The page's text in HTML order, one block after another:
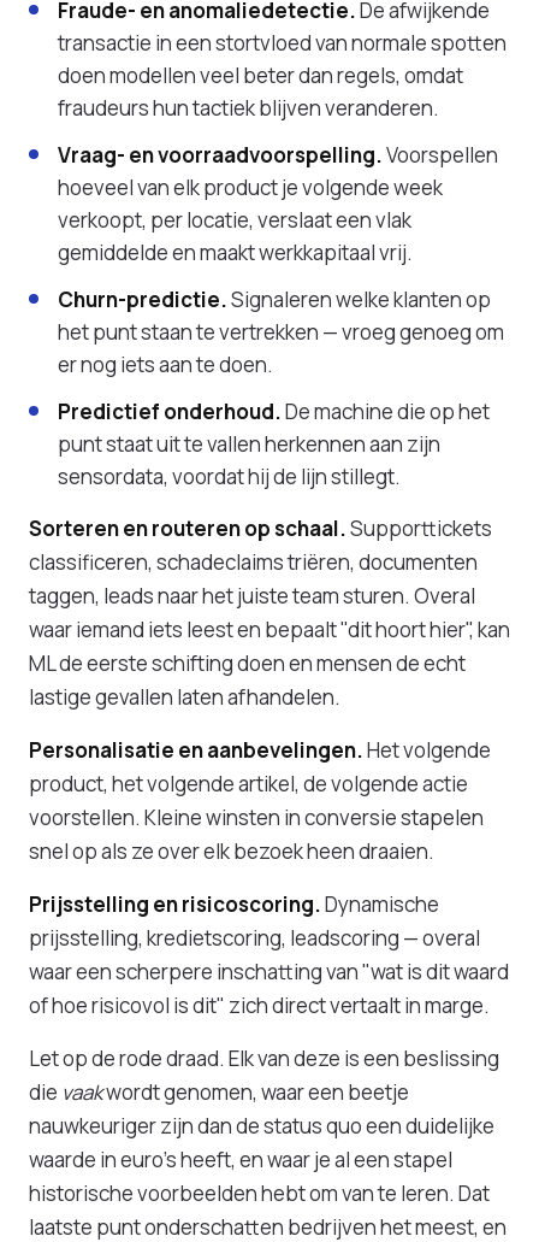
Fraude- en anomaliedetectie.De afwijkende
transactie in een stortvloed van normale spotten
doen modellen veel beter dan regels, omdat
fraudeurs hun tactiek blijven veranderen.
Vraag- en voorraadvoorspelling.Voorspellen
hoeveel van elk product je volgende week
verkoopt, per locatie, verslaat een vlak
gemiddelde en maakt werkkapitaal vrij.
Churn-predictie.Signaleren welke klanten op
het punt staan te vertrekken — vroeg genoeg om
er nog iets aan te doen.
Predictief onderhoud.De machine die op het
punt staat uit te vallen herkennen aan zijn
sensordata, voordat hij de lijn stillegt.
Sorteren en routeren op schaal.Supporttickets
classificeren, schadeclaims triëren, documenten
taggen, leads naar het juiste team sturen. Overal
waar iemand iets leest en bepaalt "dit hoort hier", kan
ML de eerste schifting doen en mensen de echt
lastige gevallen laten afhandelen.
Personalisatie en aanbevelingen.Het volgende
product, het volgende artikel, de volgende actie
voorstellen. Kleine winsten in conversie stapelen
snel op als ze over elk bezoek heen draaien.
Prijsstelling en risicoscoring.Dynamische
prijsstelling, kredietscoring, leadscoring — overal
waar een scherpere inschatting van "wat is dit waard
of hoe risicovol is dit" zich direct vertaalt in marge.
Let op de rode draad. Elk van deze is een beslissing
die vaakwordt genomen, waar een beetje
nauwkeuriger zijn dan de status quo een duidelijke
waarde in euro's heeft, en waar je al een stapel
historische voorbeelden hebt om van te leren. Dat
laatste punt onderschatten bedrijven het meest, en